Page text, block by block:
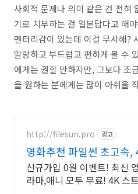
사회적 문제나 의미 같은 건 전혀
기로 치부하는 걸 일본답다고 해
멘터리감이 있는데 이걸 무시해?
말랑하고 부드럽고 편하게 볼 수
에게는 권할 만하지만, 그보다 조
을 원하는 분에게는 많이 아쉬울
http://filesun.pro 광고
영화추천 파일썬 초고속,
시간 보기!
신규가입 0원 이벤트! 최신
라마,애니 모두 무료! 4K 스